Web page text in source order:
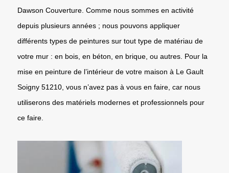
Dawson Couverture. Comme nous sommes en activité
depuis plusieurs années ; nous pouvons appliquer
différents types de peintures sur tout type de matériau de
votre mur : en bois, en béton, en brique, ou autres. Pour la
mise en peinture de l’intérieur de votre maison à Le Gault
Soigny 51210, vous n’avez pas à vous en faire, car nous
utiliserons des matériels modernes et professionnels pour
ce faire.